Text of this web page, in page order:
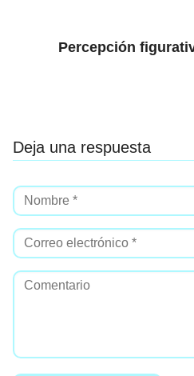
Percepción
Deja una respuesta